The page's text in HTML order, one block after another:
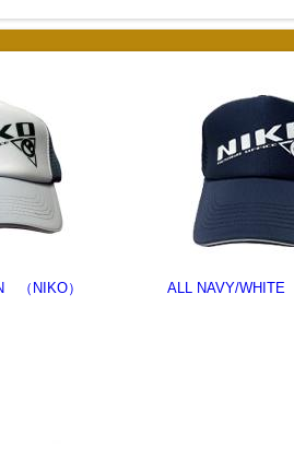
（NIKO） ALL NAVY/WHITE